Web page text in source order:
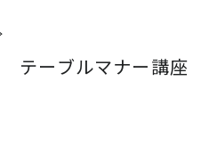
テーブルマナー講座